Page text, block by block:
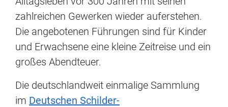
zahlreichen Gewerken wieder auferstehen.
Die angebotenen Führungen sind für Kinder
und Erwachsene eine kleine Zeitreise und ein
großes Abendteuer.
Die deutschlandweit einmalige Sammlung
im Deutschen Schilder-